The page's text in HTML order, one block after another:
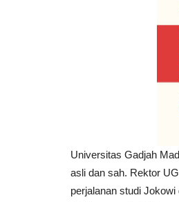
Universitas Gadjah
asli dan sah. Rektor
perjalanan studi